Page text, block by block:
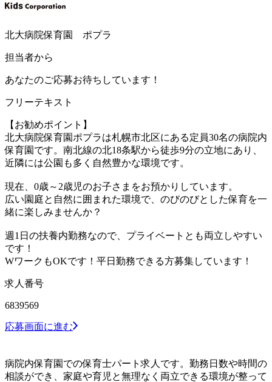
北大病院保育園 ポプラ
担当者から
あなたのご応募お待ちしています！
フリーテキスト
【お勧めポイント】
北大病院保育園ポプラは札幌市北区にある定員30名の病院内
保育園です。南北線の北18条駅から徒歩9分の立地にあり、
近隣には公園も多く自然豊かな環境です。
現在、0歳～2歳児のお子さまをお預かりしています。
広い園庭と自然に囲まれた環境で、のびのびとした保育を一
緒に楽しみませんか？
週1日の扶養内勤務なので、プライベートとも両立しやすい
です！
WワークもOKです！平日勤務できる方募集しています！
求人番号
6839569
応募画面に進む
病院内保育園での保育士パート求人です。勤務日数や時間の
相談ができ、家庭や育児と無理なく両立できる環境が整って